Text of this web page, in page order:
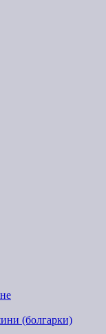
(болгарки)